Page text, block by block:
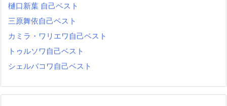
樋口新葉 自己ベスト
三原舞依自己ベスト
カミラ・ワリエワ自己ベスト
トゥルソワ自己ベスト
シェルバコワ自己ベスト